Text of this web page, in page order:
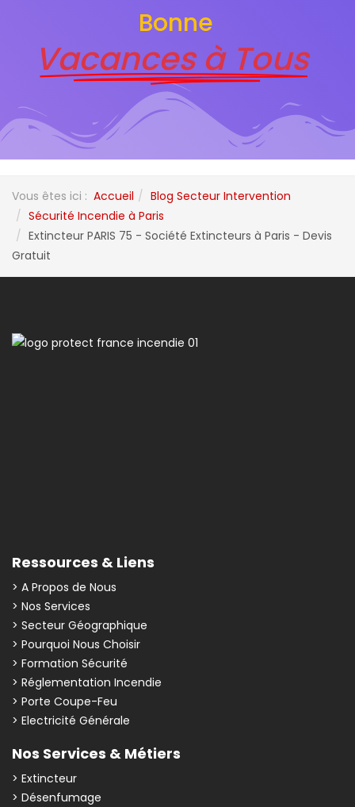
Bonne
Vacances à Tous
Vous êtes ici : Accueil
Blog Secteur Intervention
Sécurité Incendie à Paris
Extincteur PARIS 75 - Société Extincteurs à Paris - Devis
Gratuit
Ressources & Liens
> A Propos de Nous
> Nos Services
> Secteur Géographique
> Pourquoi Nous Choisir
> Formation Sécurité
> Réglementation Incendie
> Porte Coupe-Feu
> Electricité Générale
Nos Services & Métiers
> Extincteur
> Désenfumage